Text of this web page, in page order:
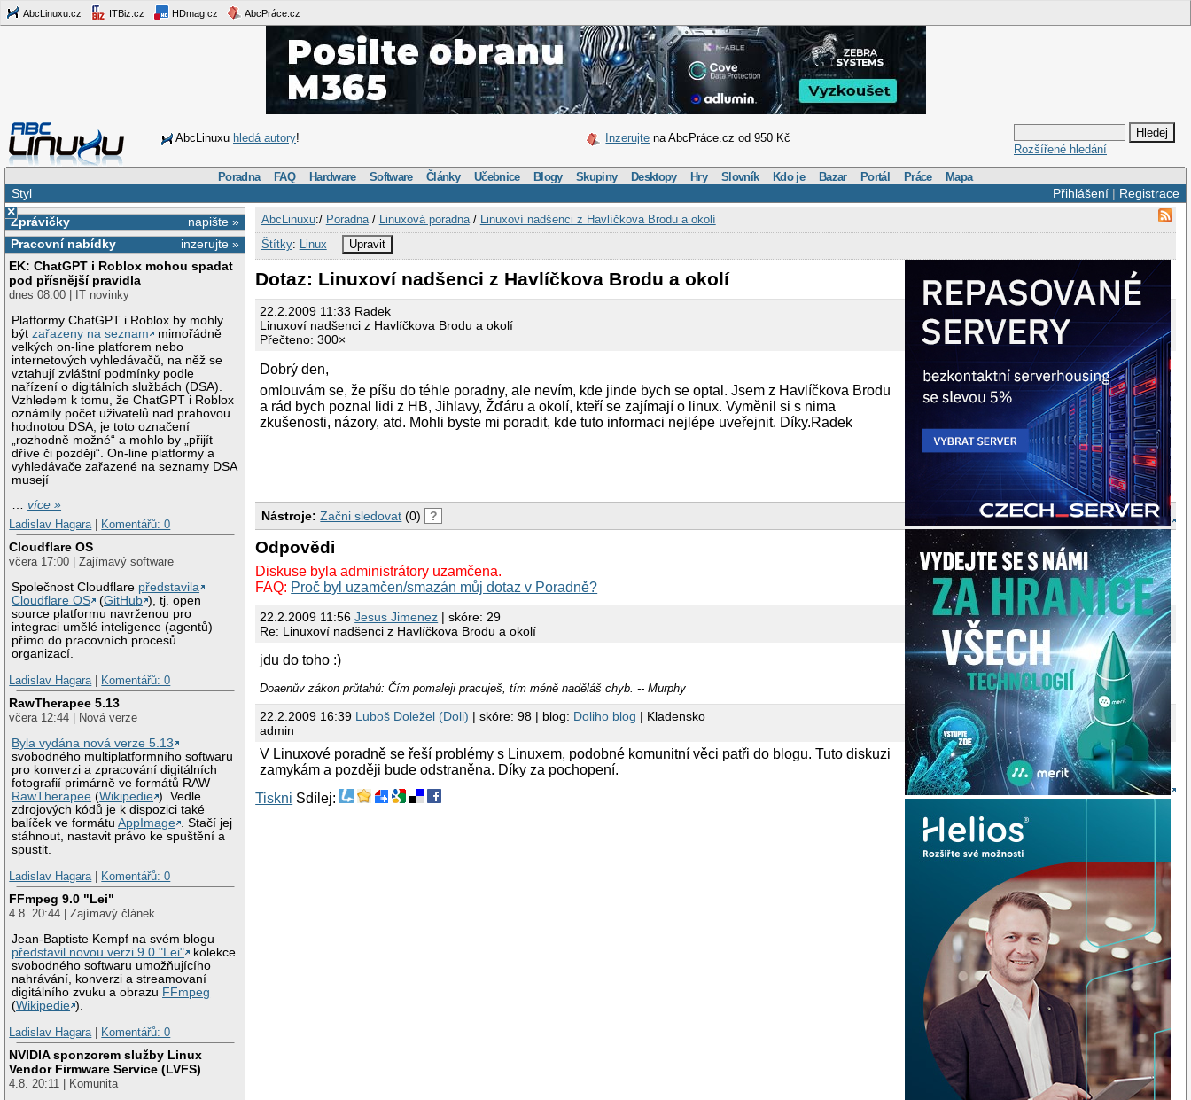
AbcLinuxu.cz ITBiz.cz HDmag.cz AbcPráce.cz
AbcLinuxu hledá autory! Inzerujte na AbcPráce.cz od 950 Kč
Rozšířené hledání
Poradna FAQ Hardware Software Články Učebnice Blogy Skupiny Desktopy Hry Slovník Kdo je Bazar Portál Práce Mapa
Přihlášení| Registrace
Styl
×
napište »
Zprávičky
inzerujte »
Pracovní nabídky
EK: ChatGPT i Roblox mohou spadat
pod přísnější pravidla
dnes 08:00 | IT novinky
Platformy ChatGPT i Roblox by mohly
býtzařazeny na seznam
mimořádně
velkých on-line platforem nebo
internetových vyhledávačů, na něž se
vztahují zvláštní podmínky podle
nařízení o digitálních službách (DSA).
Vzhledem k tomu, že ChatGPT i Roblox
oznámily počet uživatelů nad prahovou
hodnotou DSA, je toto označení
„rozhodně možné“ a mohlo by „přijít
dříve či později“. On-line platformy a
vyhledávače zařazené na seznamy DSA
musejí
…více »
Ladislav Hagara
Komentářů: 0
Cloudflare OS
včera 17:00 | Zajímavý software
Společnost Cloudflare představila
Cloudflare OS
(GitHub ), tj. open
source platformu navrženou pro
integraci umělé inteligence (agentů)
přímo do pracovních procesů
organizací.
Ladislav Hagara
Komentářů: 0
RawTherapee 5.13
včera 12:44 | Nová verze
Byla vydána nová verze 5.13
svobodného multiplatformního softwaru
pro konverzi a zpracování digitálních
fotografií primárně ve formátů RAW
RawTherapee (Wikipedie ). Vedle
zdrojových kódů je k dispozici také
balíček ve formátuAppImage . Stačí jej
stáhnout, nastavit právo ke spuštění a
spustit.
Ladislav Hagara
Komentářů: 0
FFmpeg 9.0 "Lei"
4.8. 20:44 | Zajímavý článek
Jean-Baptiste Kempf na svém blogu
představil novou verzi 9.0 "Lei"
kolekce
svobodného softwaru umožňujícího
nahrávání, konverzi a streamovaní
digitálního zvuku a obrazu FFmpeg
(Wikipedie ).
Ladislav Hagara
Komentářů: 0
NVIDIA sponzorem služby Linux
Vendor Firmware Service (LVFS)
4.8. 20:11 | Komunita
AbcLinuxu:/ Poradna/ Linuxová poradna/ Linuxoví nadšenci z Havlíčkova Brodu a okolí
Štítky: Linux Upravit
Dotaz: Linuxoví nadšenci z Havlíčkova Brodu a okolí
22.2.2009 11:33 Radek
Linuxoví nadšenci z Havlíčkova Brodu a okolí
Přečteno: 300×
Dobrý den,
omlouvám se, že píšu do téhle poradny, ale nevím, kde jinde bych se optal. Jsem z Havlíčkova Brodu
a rád bych poznal lidi z HB, Jihlavy, Žďáru a okolí, kteří se zajímají o linux. Vyměnil si s nima
zkušenosti, názory, atd. Mohli byste mi poradit, kde tuto informaci nejlépe uveřejnit. Díky.Radek
Nástroje: Začni sledovat (0) ?
Odpovědi
Diskuse byla administrátory uzamčena.
FAQ: Proč byl uzamčen/smazán můj dotaz v Poradně?
22.2.2009 11:56Jesus Jimenez | skóre: 29
Re: Linuxoví nadšenci z Havlíčkova Brodu a okolí
jdu do toho :)
Doaenův zákon průtahů: Čím pomaleji pracuješ, tím méně naděláš chyb. -- Murphy
22.2.2009 16:39 Luboš Doležel (Doli) | skóre: 98 | blog: Doliho blog | Kladensko
admin
V Linuxové poradně se řeší problémy s Linuxem, podobné komunitní věci patři do blogu. Tuto diskuzi
zamykám a později bude odstraněna. Díky za pochopení.
Tiskni Sdílej: